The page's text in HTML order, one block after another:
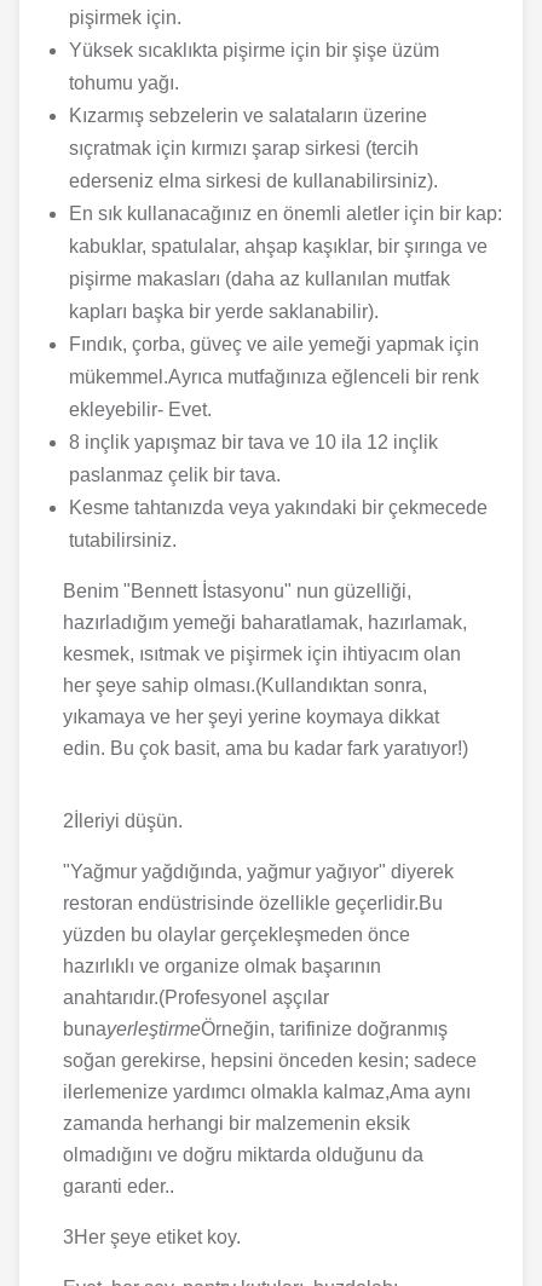
pişirmek için.
Yüksek sıcaklıkta pişirme için bir şişe üzüm
tohumu yağı.
Kızarmış sebzelerin ve salataların üzerine
sıçratmak için kırmızı şarap sirkesi (tercih
ederseniz elma sirkesi de kullanabilirsiniz).
En sık kullanacağınız en önemli aletler için bir kap:
kabuklar, spatulalar, ahşap kaşıklar, bir şırınga ve
pişirme makasları (daha az kullanılan mutfak
kapları başka bir yerde saklanabilir).
Fındık, çorba, güveç ve aile yemeği yapmak için
mükemmel.Ayrıca mutfağınıza eğlenceli bir renk
ekleyebilir- Evet.
8 inçlik yapışmaz bir tava ve 10 ila 12 inçlik
paslanmaz çelik bir tava.
Kesme tahtanızda veya yakındaki bir çekmecede
tutabilirsiniz.
Benim "Bennett İstasyonu" nun güzelliği,
hazırladığım yemeği baharatlamak, hazırlamak,
kesmek, ısıtmak ve pişirmek için ihtiyacım olan
her şeye sahip olması.(Kullandıktan sonra,
yıkamaya ve her şeyi yerine koymaya dikkat
edin. Bu çok basit, ama bu kadar fark yaratıyor!)
2İleriyi düşün.
"Yağmur yağdığında, yağmur yağıyor" diyerek
restoran endüstrisinde özellikle geçerlidir.Bu
yüzden bu olaylar gerçekleşmeden önce
hazırlıklı ve organize olmak başarının
anahtarıdır.(Profesyonel aşçılar
bunayerleştirmeÖrneğin, tarifinize doğranmış
soğan gerekirse, hepsini önceden kesin; sadece
ilerlemenize yardımcı olmakla kalmaz,Ama aynı
zamanda herhangi bir malzemenin eksik
olmadığını ve doğru miktarda olduğunu da
garanti eder..
3Her şeye etiket koy.